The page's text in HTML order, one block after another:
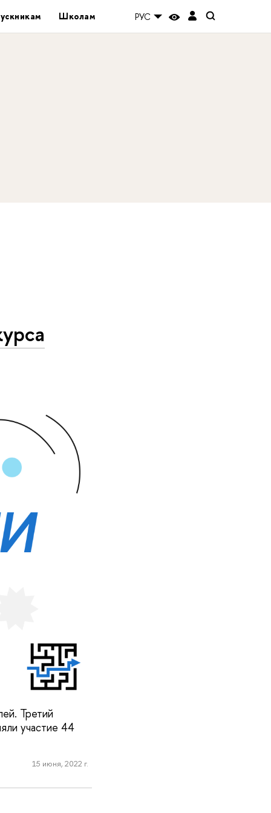
Школам РУС
Третий
участие 44
15 июня, 2022 г.